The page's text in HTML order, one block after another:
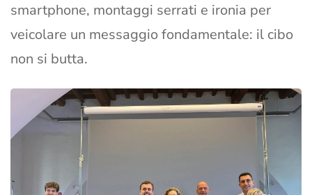
smartphone, montaggi serrati e ironia per
veicolare un messaggio fondamentale: il cibo
non si butta.